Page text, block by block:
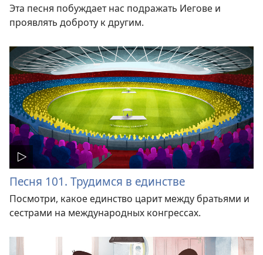
Эта песня побуждает нас подражать Иегове и
проявлять доброту к другим.
Песня 101. Трудимся в единстве
Посмотри, какое единство царит между братьями и
сестрами на международных конгрессах.